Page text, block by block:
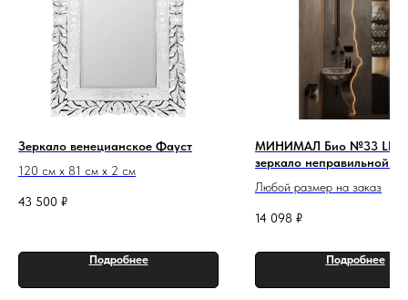
Зеркало венецианское Фауст
120 см х 81 см х 2 см
43 500 ₽
Подробнее
МИНИМАЛ Био №33 LED
зеркало неправильной
Любой размер на заказ
14 098 ₽
Подробнее